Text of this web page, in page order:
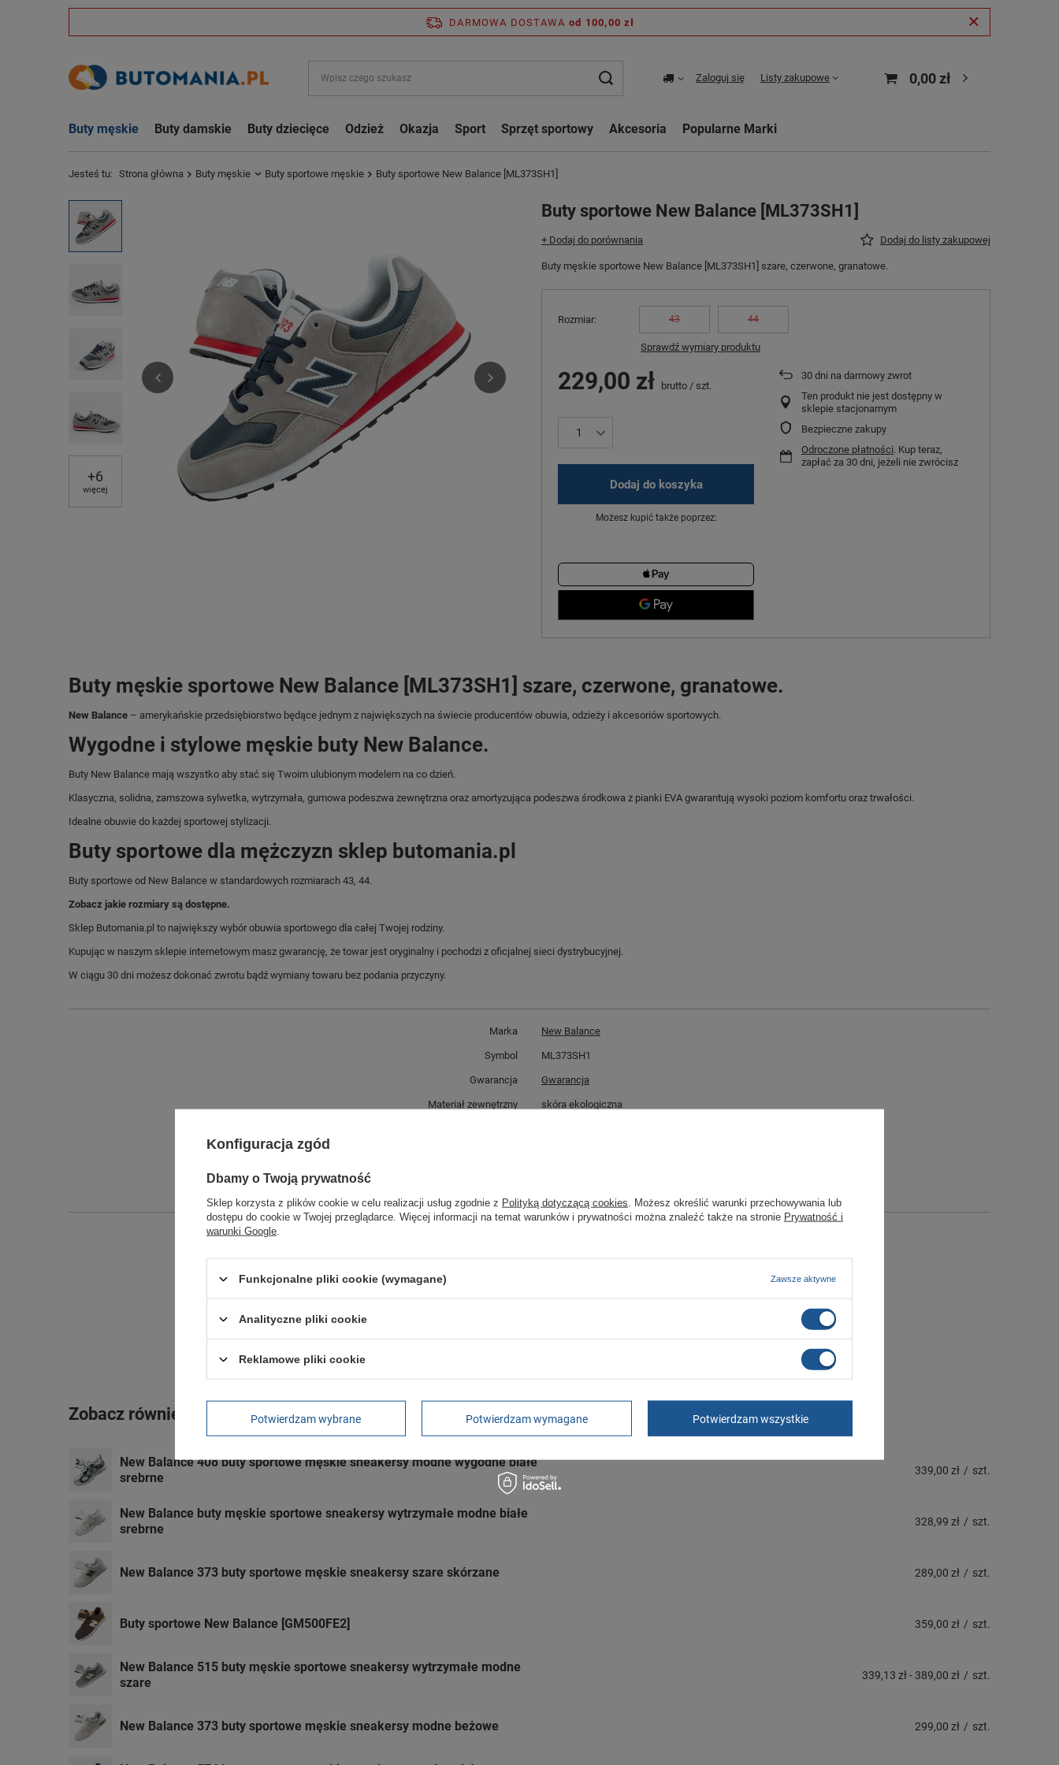
DARMOWA DOSTAWA od 100,00 zł
Zaloguj się Listy zakupowe 0,00 zł
Buty męskie Buty damskie Buty dziecięce Odzież Okazja Sport Sprzęt sportowy Akcesoria Popularne Marki
Jesteś tu: Strona główna Buty męskie Buty sportowe męskie Buty sportowe New Balance [ML373SH1]
+6
więcej
Buty sportowe New Balance [ML373SH1]
+ Dodaj do porównania Dodaj do listy zakupowej
Buty męskie sportowe New Balance [ML373SH1] szare, czerwone, granatowe.
Rozmiar 43 44
Sprawdź wymiary produktu
229,00 zł brutto / szt.
Dodaj do koszyka
Możesz kupić także poprzez:
30 dni na darmowy zwrot
Ten produkt nie jest dostępny w
sklepie stacjonarnym
Bezpieczne zakupy
Odroczone płatności. Kup teraz,
zapłać za 30 dni, jeżeli nie zwrócisz
Buty męskie sportowe New Balance [ML373SH1] szare, czerwone, granatowe.
New Balance – amerykańskie przedsiębiorstwo będące jednym z największych na świecie producentów obuwia, odzieży i akcesoriów sportowych.
Wygodne i stylowe męskie buty New Balance.
Buty New Balance mają wszystko aby stać się Twoim ulubionym modelem na co dzień.
Klasyczna, solidna, zamszowa sylwetka, wytrzymała, gumowa podeszwa zewnętrzna oraz amortyzująca podeszwa środkowa z pianki EVA gwarantują wysoki poziom komfortu oraz trwałości.
Idealne obuwie do każdej sportowej stylizacji.
Buty sportowe dla mężczyzn sklep butomania.pl
Buty sportowe od New Balance w standardowych rozmiarach 43, 44.
Zobacz jakie rozmiary są dostępne.
Sklep Butomania.pl to największy wybór obuwia sportowego dla całej Twojej rodziny.
Kupując w naszym sklepie internetowym masz gwarancję, że towar jest oryginalny i pochodzi z oficjalnej sieci dystrybucyjnej.
W ciągu 30 dni możesz dokonać zwrotu bądź wymiany towaru bez podania przyczyny.
Marka New Balance
Symbol ML373SH1
Gwarancja Gwarancja
Materiał zewnętrzny skóra ekologiczna
Zobacz również
New Balance 408 buty sportowe męskie sneakersy modne wygodne białe
srebrne
339,00 zł / szt.
New Balance buty męskie sportowe sneakersy wytrzymałe modne białe
srebrne
328,99 zł / szt.
New Balance 373 buty sportowe męskie sneakersy szare skórzane 289,00 zł / szt.
Buty sportowe New Balance [GM500FE2] 359,00 zł / szt.
New Balance 515 buty męskie sportowe sneakersy wytrzymałe modne
szare
339,13 zł- 389,00 zł / szt.
New Balance 373 buty sportowe męskie sneakersy modne beżowe 299,00 zł / szt.
Konfiguracja zgód
Dbamy o Twoją prywatność
Sklep korzysta z plików cookie w celu realizacji usług zgodnie z Polityką dotyczącą cookies . Możesz określić warunki przechowywania lub
dostępu do cookie w Twojej przeglądarce. Więcej informacji na temat warunków i prywatności można znaleźć także na stronie Prywatność i
warunki Google
Funkcjonalne pliki cookie (wymagane) Zawsze aktywne
Analityczne pliki cookie
Reklamowe pliki cookie
Potwierdzam wybrane Potwierdzam wymagane Potwierdzam wszystkie